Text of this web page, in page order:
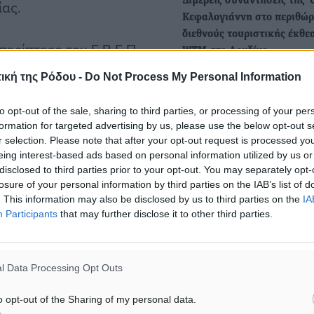
της Ρόδου - Do Not Process My Personal Information
opt-out of the sale, sharing to third parties, or processing of your
for targeted advertising by us, please use the below opt-out
selection. Please note that after your opt-out request is processed
interest-based ads based on personal information utilized by us
to third parties prior to your opt-out. You may separately
of your personal information by third parties on the IAB’s list of
This information may also be disclosed by us to third parties on the
Participants that may further disclose it to other third parties.
Data Processing Opt Outs
opt-out of the Sharing of my personal data.
του Ε.Β.Ε.Π.
φοιτητών με
τη συμμετοχή, καθώς
με στελέχη
Βασίλειο και
επαγγελματικές
την επιστροφή τους στη
περισσότεροι από
επιχειρήσεων και
Νίκη Κεραμέως,
Κεφαλογιάννη στο
διεθνούς τουριστικής
WTM στο Λονδίνο
Η προώθηση της τουριστικής
προώθηση της σημαντικής
ελληνικής…
Πανεπιστήμια:
280.000 "αιώνιοι"
μένουν 35.000 που
παράταση σπουδών